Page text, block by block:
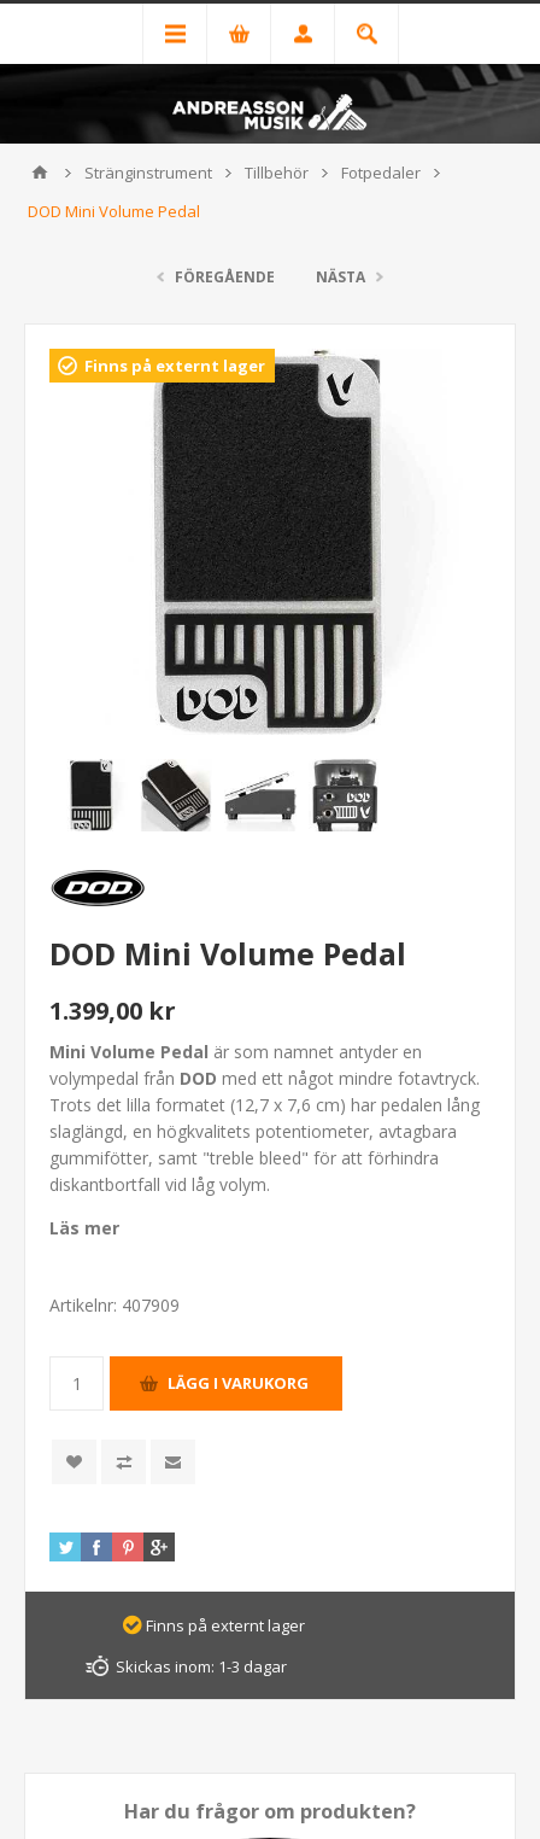
Stränginstrument Tillbehör
Fotpedaler
DOD Mini Volume Pedal
FÖREGÅENDE NÄSTA
Finns på externt lager
DOD Mini Volume Pedal
1.399,00 kr
Mini Volume Pedal är som namnet antyder en
volympedal från DOD med ett något mindre fotavtryck.
Trots det lilla formatet (12,7 x 7,6 cm) har pedalen lång
slaglängd, en högkvalitets potentiometer, avtagbara
gummifötter, samt "treble bleed" för att förhindra
diskantbortfall vid låg volym.
Läs mer
Artikelnr: 407909
Finns på externt lager
Skickas inom: 1-3 dagar
Har du frågor om produkten?